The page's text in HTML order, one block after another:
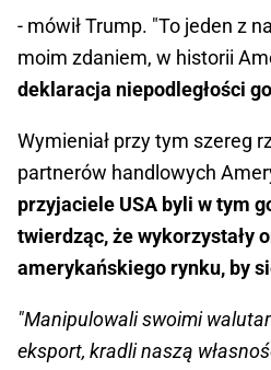
- mówił Trump. "To jeden z
moim zdaniem, w historii
deklaracja niepodległości
Wymieniał przy tym szereg
partnerów handlowych
przyjaciele USA byli w tym
twierdząc, że wykorzystały
amerykańskiego rynku, by
"Manipulowali swoimi
eksport, kradli naszą